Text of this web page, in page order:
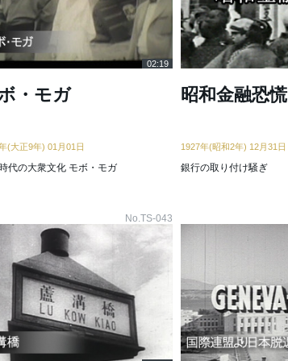
02:19
・モガ
(大正9年) 01月01日
代の大衆文化 モボ・モガ
昭和金融恐慌
1927年(昭和2年) 12月31日
銀行の取り付け騒ぎ
No.TS-043